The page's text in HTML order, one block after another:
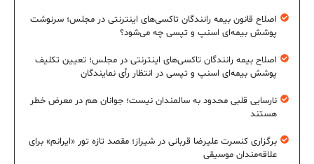
اصلاح قانون بیمه رانندگان تاکسی‌های اینترنتی در مجلس؛ سرنوشت
پوشش بیمه‌ای اسنپ و تپسی چه می‌شود؟
اصلاح بیمه رانندگان تاکسی‌های اینترنتی در مجلس؛ تعیین تکلیف
پوشش بیمه‌ای اسنپ و تپسی در انتظار رأی نمایندگان
نارسایی قلبی محدود به سالمندان نیست؛ جوانان هم در معرض خطر
هستند
برگزاری کنسرت علیرضا قربانی در شیراز؛ مقصد تازه تور «ایرانم» برای
علاقه‌مندان موسیقی